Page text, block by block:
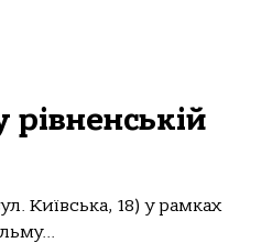
Київська, 18) у рамках